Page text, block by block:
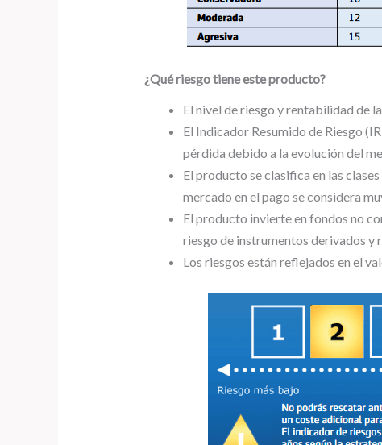
¿Qué riesgo tiene este producto?
El nivel de riesgo y rentabilidad de
El Indicador Resumido de Riesgo
pérdida debido a la evolución del
El producto se clasifica en las
mercado en el pago se considera
El producto invierte en fondos no
riesgo de instrumentos derivados y
Los riesgos están reflejados en el